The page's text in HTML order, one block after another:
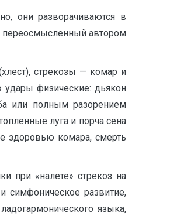
они разворачиваются в
переосмысленный автором
стрекозы — комар и
физические: дьякон
или полным разорением
луга и порча сена
здоровью комара, смерть
при «налете» стрекоз на
симфоническое развитие,
языка,